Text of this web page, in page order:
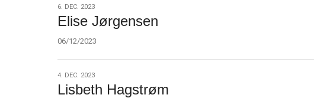
6.
dec.
6. DEC. 2023
Elise Jørgensen
06/12/2023
4.
dec.
4. DEC. 2023
Lisbeth Hagstrøm